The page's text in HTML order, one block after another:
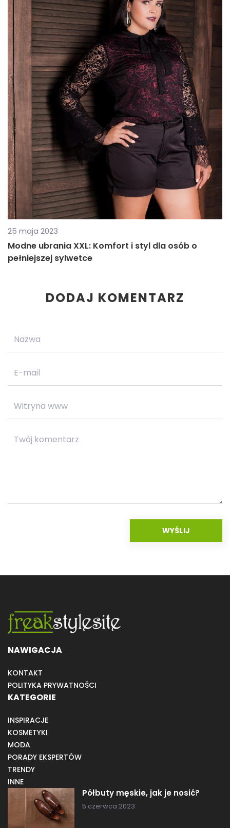
25 maja 2023
Modne ubrania XXL: Komfort i styl dla osób o
pełniejszej sylwetce
DODAJ KOMENTARZ
NAWIGACJA
KONTAKT
POLITYKA PRYWATNOŚCI
KATEGORIE
INSPIRACJE
KOSMETYKI
MODA
PORADY EKSPERTÓW
TRENDY
INNE
Półbuty męskie, jak je nosić?
5 czerwca 2023